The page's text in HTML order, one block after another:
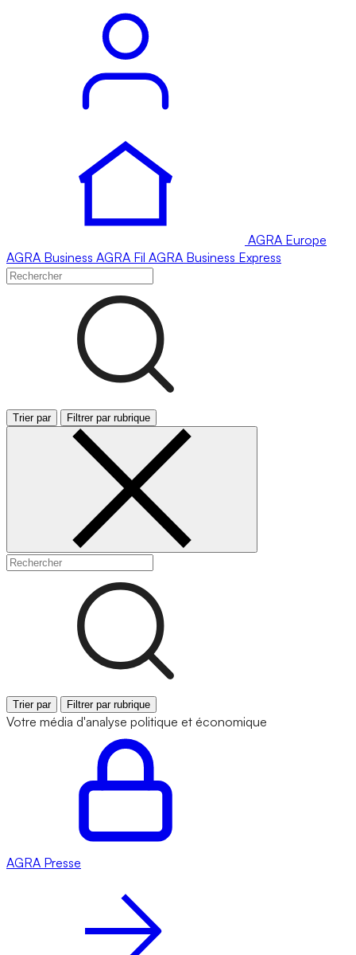
AGRA Europe
AGRA Business AGRA Fil AGRA Business Express
Trier par Filtrer par rubrique
Trier par Filtrer par rubrique
Votre média d'analyse politique et économique
AGRA Presse